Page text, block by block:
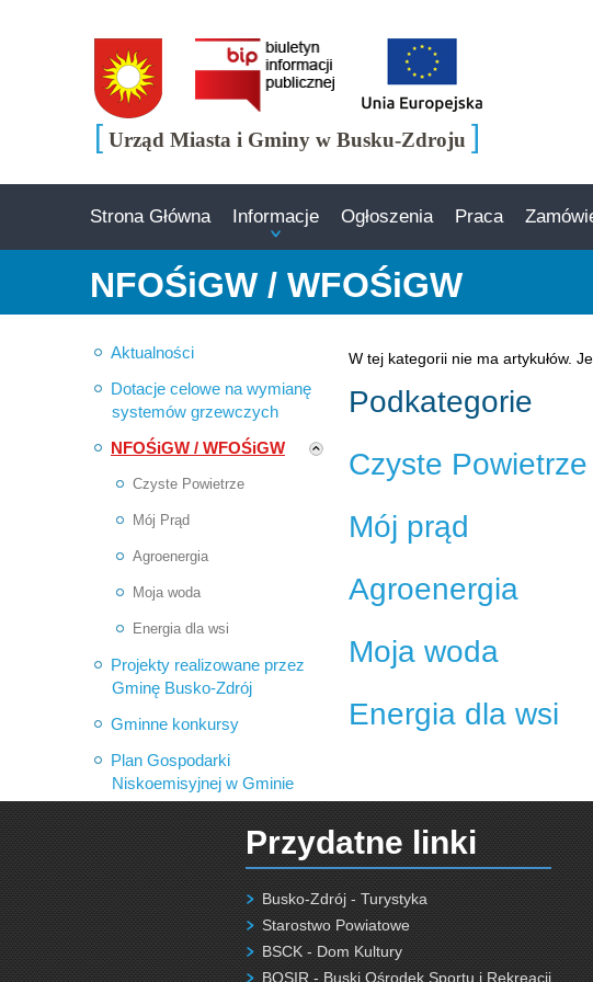
[ Urząd Miasta i Gminy w Busku-Zdroju ]
Strona Główna Informacje Ogłoszenia Praca
Aktualności
Dotacje celowe na wymianę
systemów grzewczych
NFOŚiGW / WFOŚiGW
Czyste Powietrze
Mój Prąd
Agroenergia
Moja woda
Energia dla wsi
Projekty realizowane przez
Gminę Busko-Zdrój
Gminne konkursy
Plan Gospodarki
Niskoemisyjnej w Gminie
NFOŚiGW / WFOŚiGW
Informacja
W tej kategorii nie ma artykułów.
Podkategorie
Czyste Powietrze
Mój prąd
Agroenergia
Moja woda
Energia dla wsi
Przydatne linki
Busko-Zdrój - Turystyka
Starostwo Powiatowe
BSCK - Dom Kultury
BOSIR - Buski Ośrodek Sportu i Rekreacji